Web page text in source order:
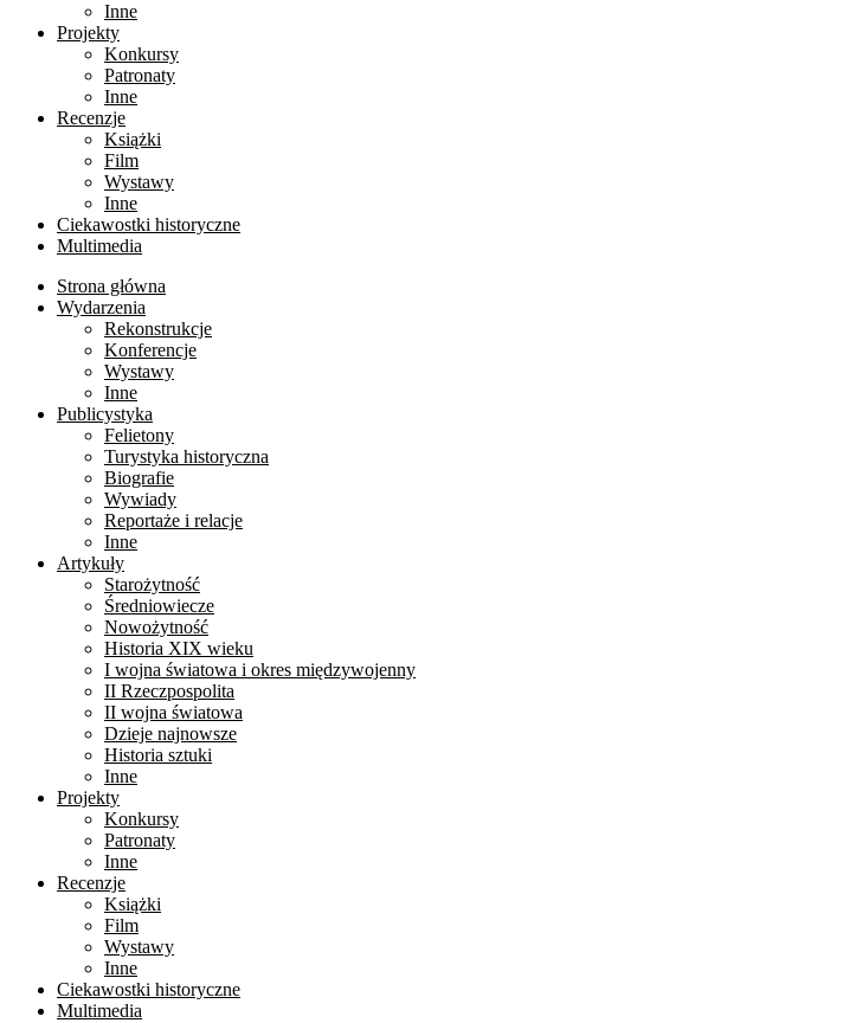
Inne
Projekty
Konkursy
Patronaty
Inne
Recenzje
Książki
Film
Wystawy
Inne
Ciekawostki historyczne
Multimedia
Strona główna
Wydarzenia
Rekonstrukcje
Konferencje
Wystawy
Inne
Publicystyka
Felietony
Turystyka historyczna
Biografie
Wywiady
Reportaże i relacje
Inne
Artykuły
Starożytność
Średniowiecze
Nowożytność
Historia XIX wieku
I wojna światowa i okres międzywojenny
II Rzeczpospolita
II wojna światowa
Dzieje najnowsze
Historia sztuki
Inne
Projekty
Konkursy
Patronaty
Inne
Recenzje
Książki
Film
Wystawy
Inne
Ciekawostki historyczne
Multimedia